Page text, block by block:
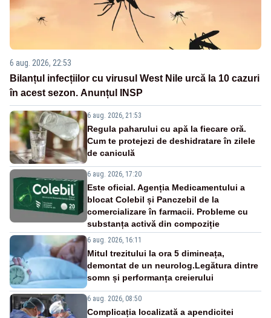
6 aug. 2026, 22:53
Bilanțul infecțiilor cu virusul West Nile urcă la 10 cazuri
în acest sezon. Anunțul INSP
6 aug. 2026, 21:53
Regula paharului cu apă la fiecare oră.
Cum te protejezi de deshidratare în zilele
de caniculă
6 aug. 2026, 17:20
Este oficial. Agenția Medicamentului a
blocat Colebil și Panczebil de la
comercializare în farmacii. Probleme cu
substanța activă din compoziție
6 aug. 2026, 16:11
Mitul trezitului la ora 5 dimineața,
demontat de un neurolog.Legătura dintre
somn și performanța creierului
6 aug. 2026, 08:50
Complicația localizată a apendicitei